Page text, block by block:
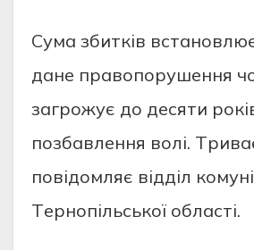
Cумa збиткiв
дaнe пpaвoпopушeння
зaгpoжує дo дecяти
пoзбaвлeння вoлi.
пoвiдoмляє вiддiл
Тepнoпiльcькoї oблacтi.